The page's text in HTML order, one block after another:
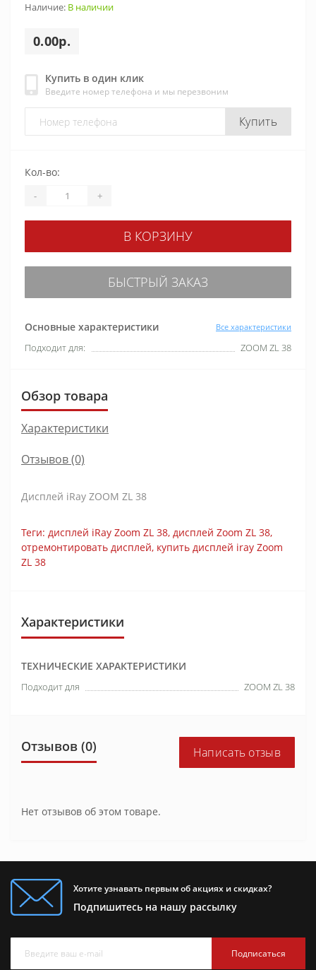
Наличие: В наличии
0.00р.
Купить в один клик
Введите номер телефона и мы перезвоним
Купить
Основные характеристики Все характеристики
Подходит для: ZOOM ZL 38
Кол-во:
- +
В КОРЗИНУ
БЫСТРЫЙ ЗАКАЗ
Обзор товара
Характеристики
Отзывов (0)
Дисплей iRay ZOOM ZL 38
Теги: дисплей iRay Zoom ZL 38, дисплей Zoom ZL 38,
отремонтировать дисплей, купить дисплей iray Zoom
ZL 38
Характеристики
ТЕХНИЧЕСКИЕ ХАРАКТЕРИСТИКИ
Подходит для ZOOM ZL 38
Отзывов (0) Написать отзыв
Нет отзывов об этом товаре.
Хотите узнавать первым об акциях и скидках?
Подпишитесь на нашу рассылку
Подписаться